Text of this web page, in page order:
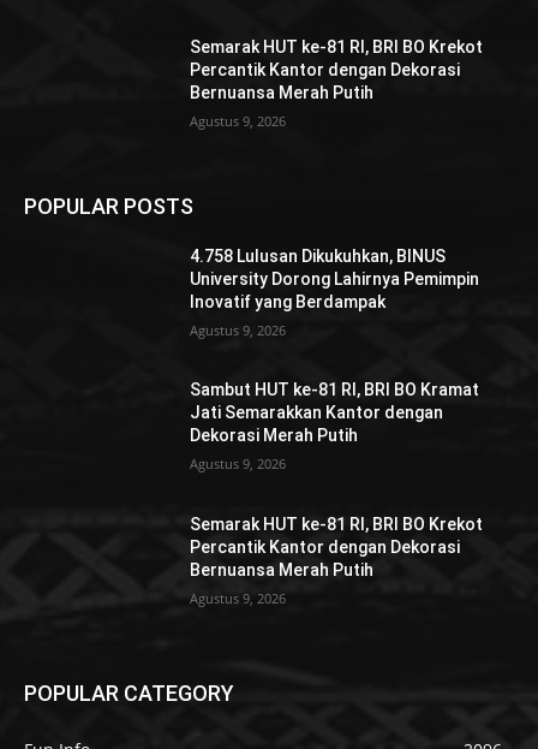
Semarak HUT ke-81 RI, BRI BO Krekot
Percantik Kantor dengan Dekorasi
Bernuansa Merah Putih
Agustus 9, 2026
POPULAR POSTS
4.758 Lulusan Dikukuhkan, BINUS
University Dorong Lahirnya Pemimpin
Inovatif yang Berdampak
Agustus 9, 2026
Sambut HUT ke-81 RI, BRI BO Kramat
Jati Semarakkan Kantor dengan
Dekorasi Merah Putih
Agustus 9, 2026
Semarak HUT ke-81 RI, BRI BO Krekot
Percantik Kantor dengan Dekorasi
Bernuansa Merah Putih
Agustus 9, 2026
POPULAR CATEGORY